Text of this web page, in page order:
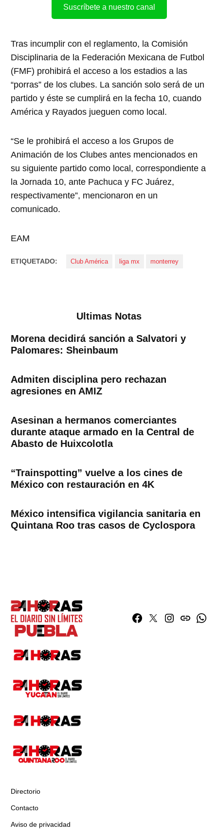
Suscríbete a nuestro canal
Tras incumplir con el reglamento, la Comisión
Disciplinaria de la Federación Mexicana de Futbol
(FMF) prohibirá el acceso a los estadios a las
“porras” de los clubes. La sanción solo será de un
partido y éste se cumplirá en la fecha 10, cuando
América y Rayados jueguen como local.
“Se le prohibirá el acceso a los Grupos de
Animación de los Clubes antes mencionados en
su siguiente partido como local, correspondiente a
la Jornada 10, ante Pachuca y FC Juárez,
respectivamente”, mencionaron en un
comunicado.
EAM
ETIQUETADO: Club América liga mx monterrey
Ultimas Notas
Morena decidirá sanción a Salvatori y
Palomares: Sheinbaum
Admiten disciplina pero rechazan
agresiones en AMIZ
Asesinan a hermanos comerciantes
durante ataque armado en la Central de
Abasto de Huixcolotla
“Trainspotting” vuelve a los cines de
México con restauración en 4K
México intensifica vigilancia sanitaria en
Quintana Roo tras casos de Cyclospora
Facebook
TwitterInstagram
issuu
Directorio
Contacto
Aviso de privacidad